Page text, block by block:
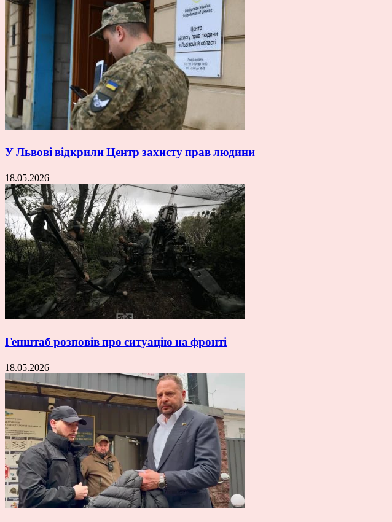
У Львові відкрили Центр захисту прав людини
18.05.2026
Генштаб розповів про ситуацію на фронті
18.05.2026